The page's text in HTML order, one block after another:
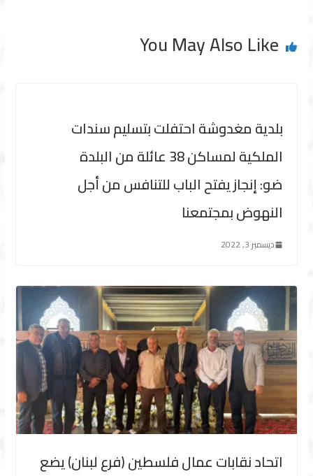
You May Also Like
بلدية مغدوشة احتفلت بتسليم سندات
الملكية لمساكن 38 عائلة من البلدة
ضو: إنجاز يفتح الباب للتنافس من أجل
النهوض بمجتمعنا
ديسمبر 3, 2022
اتحاد نقابات عمال فلسطين (فرع لبنان) يضع